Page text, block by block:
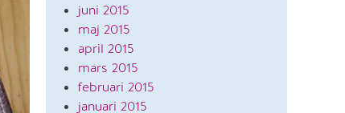
juni 2015
maj 2015
april 2015
mars 2015
februari 2015
januari 2015